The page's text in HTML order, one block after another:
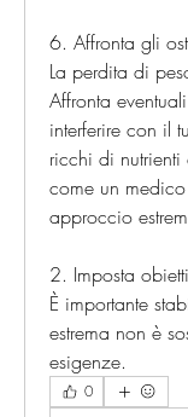
6. Affronta gli
La perdita di
Affronta
interferire con il
ricchi di nutrienti
come un
approccio
2. Imposta
È importante
estrema non è
esigenze.
0